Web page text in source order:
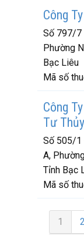
Công
Số 797/7
Phường
Bạc Liêu
Mã số
Công
Tư
Số 505/1
A,
Tỉnh Bạc
Mã số
1 2